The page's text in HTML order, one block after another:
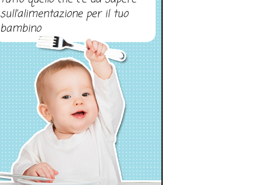
sull’alimentazione per il tuo
bambino